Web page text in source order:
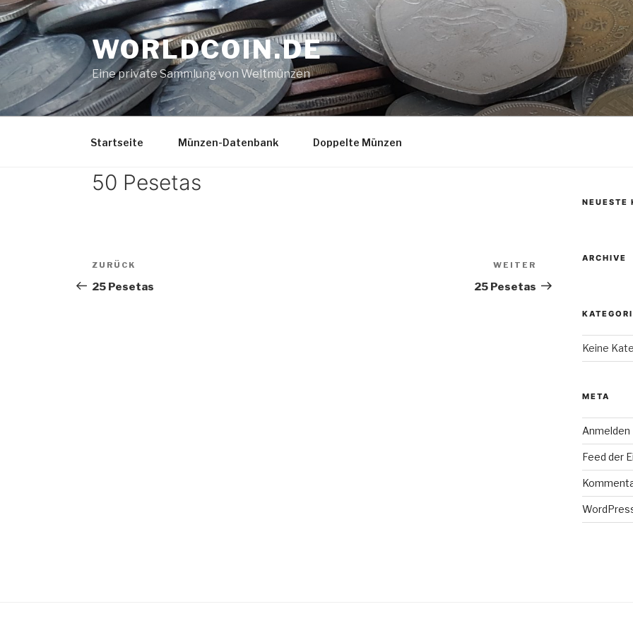
Zum
Inhalt
springen
WORLDCOIN.DE
Eine private Sammlung von Weltmünzen
Startseite Münzen-Datenbank Doppelte Münzen
50 Pesetas
Beitrags-
Navigation
Vorheriger
Beitrag
ZURÜCK
25 Pesetas
Beitrag
WEITER
25 Pesetas
NEUESTE
ARCHIVE
Keine
META
Anmelden
Feed der